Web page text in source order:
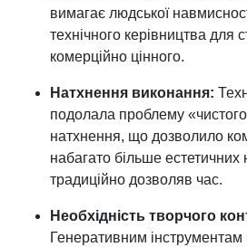
вимагає людської
технічного керівництва для
комерційно цінного.
Натхнення виконання:
подолала проблему
натхнення, що дозволило
набагато більше естетичних
традиційно дозволяв час.
Необхідність творчого
Генеративним інструментам